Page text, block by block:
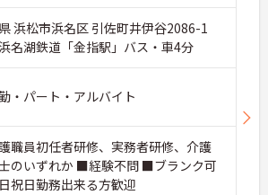
浜松市浜名区 引佐町井伊谷2086-1
名湖鉄道「金指駅」バス・車4分
・パート・アルバイト
職員初任者研修、実務者研修、介護
のいずれか ■経験不問 ■ブランク可
祝日勤務出来る方歓迎